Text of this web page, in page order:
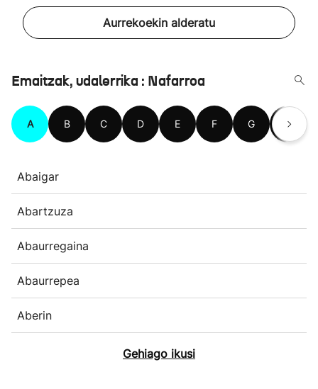
Aurrekoekin alderatu
Emaitzak, udalerrika : Nafarroa
A B C D E F G H
Abaigar
Abartzuza
Abaurregaina
Abaurrepea
Aberin
Gehiago ikusi